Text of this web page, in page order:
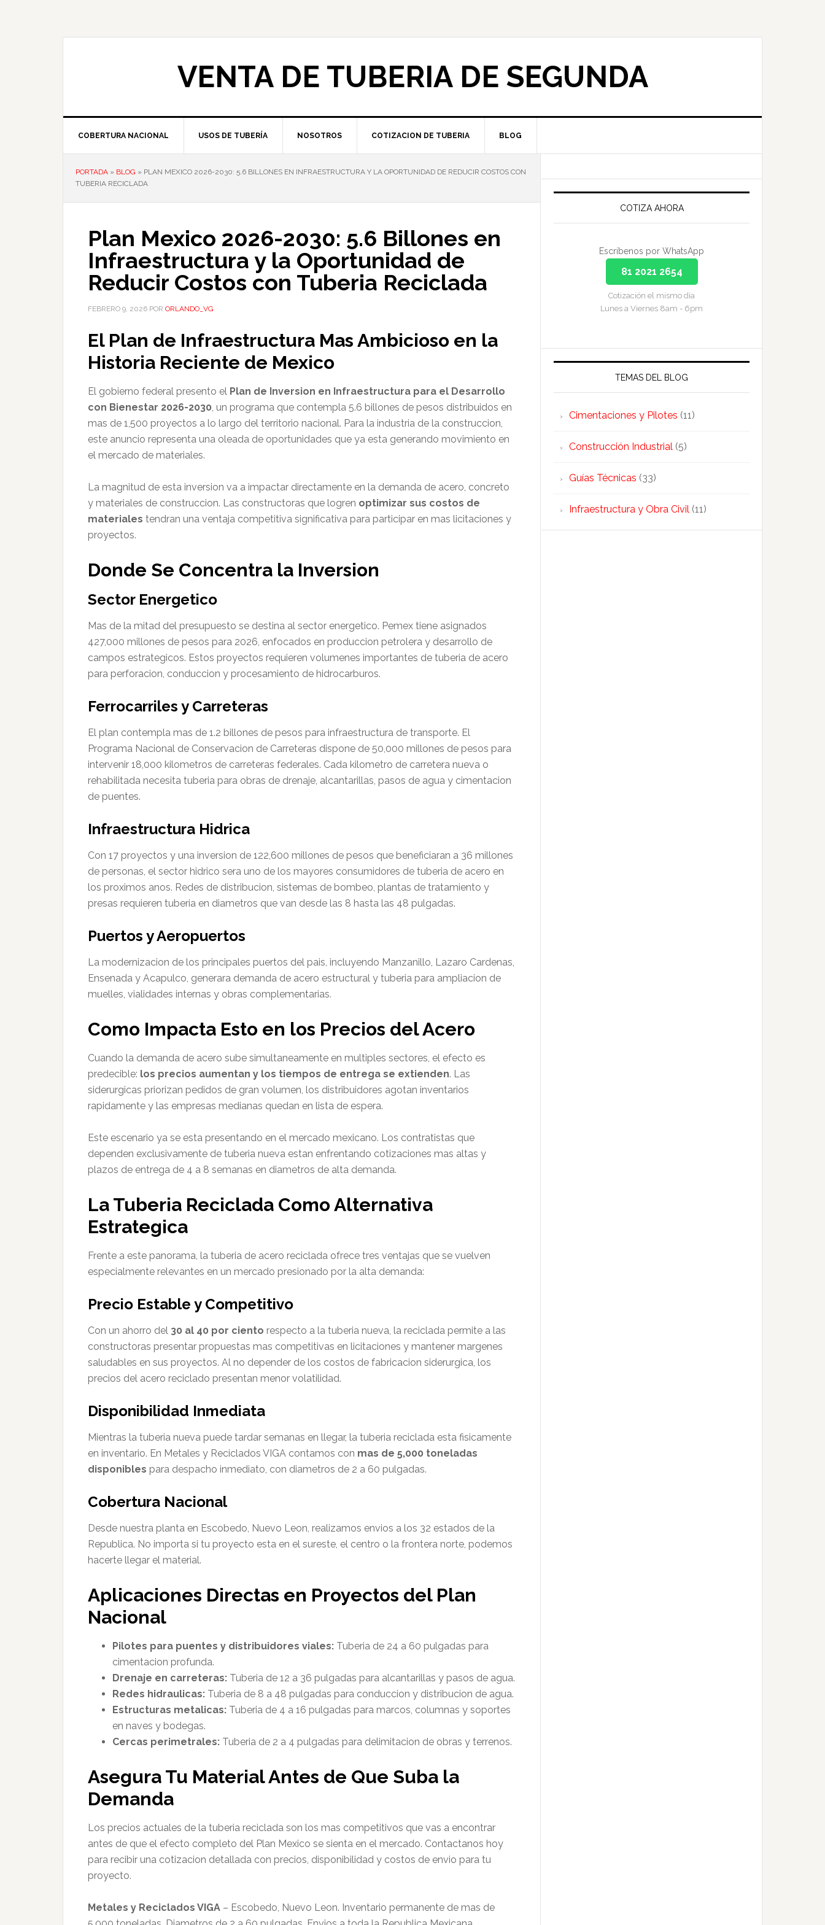
VENTA DE TUBERIA DE SEGUNDA
COBERTURA NACIONAL USOS DE TUBERÍA NOSOTROS COTIZACION DE TUBERIA BLOG
PORTADA » BLOG » PLAN MEXICO 2026-2030: 5.6 BILLONES EN INFRAESTRUCTURA Y LA OPORTUNIDAD DE REDUCIR COSTOS CON
TUBERIA RECICLADA
Plan Mexico 2026-2030: 5.6 Billones en
Infraestructura y la Oportunidad de
Reducir Costos con Tuberia Reciclada
FEBRERO 9, 2026 POR ORLANDO_VG
El Plan de Infraestructura Mas Ambicioso en la
Historia Reciente de Mexico
El gobierno federal presento el Plan de Inversion en Infraestructura para el Desarrollo
con Bienestar 2026-2030, un programa que contempla 5.6 billones de pesos distribuidos en
mas de 1,500 proyectos a lo largo del territorio nacional. Para la industria de la construccion,
este anuncio representa una oleada de oportunidades que ya esta generando movimiento en
el mercado de materiales.
La magnitud de esta inversion va a impactar directamente en la demanda de acero, concreto
y materiales de construccion. Las constructoras que logren optimizar sus costos de
materiales tendran una ventaja competitiva significativa para participar en mas licitaciones y
proyectos.
Donde Se Concentra la Inversion
Sector Energetico
Mas de la mitad del presupuesto se destina al sector energetico. Pemex tiene asignados
427,000 millones de pesos para 2026, enfocados en produccion petrolera y desarrollo de
campos estrategicos. Estos proyectos requieren volumenes importantes de tuberia de acero
para perforacion, conduccion y procesamiento de hidrocarburos.
Ferrocarriles y Carreteras
El plan contempla mas de 1.2 billones de pesos para infraestructura de transporte. El
Programa Nacional de Conservacion de Carreteras dispone de 50,000 millones de pesos para
intervenir 18,000 kilometros de carreteras federales. Cada kilometro de carretera nueva o
rehabilitada necesita tuberia para obras de drenaje, alcantarillas, pasos de agua y cimentacion
de puentes.
Infraestructura Hidrica
Con 17 proyectos y una inversion de 122,600 millones de pesos que beneficiaran a 36 millones
de personas, el sector hidrico sera uno de los mayores consumidores de tuberia de acero en
los proximos anos. Redes de distribucion, sistemas de bombeo, plantas de tratamiento y
presas requieren tuberia en diametros que van desde las 8 hasta las 48 pulgadas.
Puertos y Aeropuertos
La modernizacion de los principales puertos del pais, incluyendo Manzanillo, Lazaro Cardenas,
Ensenada y Acapulco, generara demanda de acero estructural y tuberia para ampliacion de
muelles, vialidades internas y obras complementarias.
Como Impacta Esto en los Precios del Acero
Cuando la demanda de acero sube simultaneamente en multiples sectores, el efecto es
predecible: los precios aumentan y los tiempos de entrega se extienden. Las
siderurgicas priorizan pedidos de gran volumen, los distribuidores agotan inventarios
rapidamente y las empresas medianas quedan en lista de espera.
Este escenario ya se esta presentando en el mercado mexicano. Los contratistas que
dependen exclusivamente de tuberia nueva estan enfrentando cotizaciones mas altas y
plazos de entrega de 4 a 8 semanas en diametros de alta demanda.
La Tuberia Reciclada Como Alternativa
Estrategica
Frente a este panorama, la tuberia de acero reciclada ofrece tres ventajas que se vuelven
especialmente relevantes en un mercado presionado por la alta demanda:
Precio Estable y Competitivo
Con un ahorro del 30 al 40 por ciento respecto a la tuberia nueva, la reciclada permite a las
constructoras presentar propuestas mas competitivas en licitaciones y mantener margenes
saludables en sus proyectos. Al no depender de los costos de fabricacion siderurgica, los
precios del acero reciclado presentan menor volatilidad.
Disponibilidad Inmediata
Mientras la tuberia nueva puede tardar semanas en llegar, la tuberia reciclada esta fisicamente
en inventario. En Metales y Reciclados VIGA contamos con mas de 5,000 toneladas
disponibles para despacho inmediato, con diametros de 2 a 60 pulgadas.
Cobertura Nacional
Desde nuestra planta en Escobedo, Nuevo Leon, realizamos envios a los 32 estados de la
Republica. No importa si tu proyecto esta en el sureste, el centro o la frontera norte, podemos
hacerte llegar el material.
Aplicaciones Directas en Proyectos del Plan
Nacional
Pilotes para puentes y distribuidores viales: Tuberia de 24 a 60 pulgadas para
cimentacion profunda.
Drenaje en carreteras: Tuberia de 12 a 36 pulgadas para alcantarillas y pasos de agua.
Redes hidraulicas: Tuberia de 8 a 48 pulgadas para conduccion y distribucion de agua.
Estructuras metalicas: Tuberia de 4 a 16 pulgadas para marcos, columnas y soportes
en naves y bodegas.
Cercas perimetrales: Tuberia de 2 a 4 pulgadas para delimitacion de obras y terrenos.
Asegura Tu Material Antes de Que Suba la
Demanda
Los precios actuales de la tuberia reciclada son los mas competitivos que vas a encontrar
antes de que el efecto completo del Plan Mexico se sienta en el mercado. Contactanos hoy
para recibir una cotizacion detallada con precios, disponibilidad y costos de envio para tu
proyecto.
Metales y Reciclados VIGA – Escobedo, Nuevo Leon. Inventario permanente de mas de
Sidebar
COTIZA AHORA
Escríbenos por WhatsApp
81 2021 2654
Cotización el mismo día
Lunes a Viernes 8am - 6pm
TEMAS DEL BLOG
Cimentaciones y Pilotes (11)
Construcción Industrial (5)
Guías Técnicas (33)
Infraestructura y Obra Civil (11)